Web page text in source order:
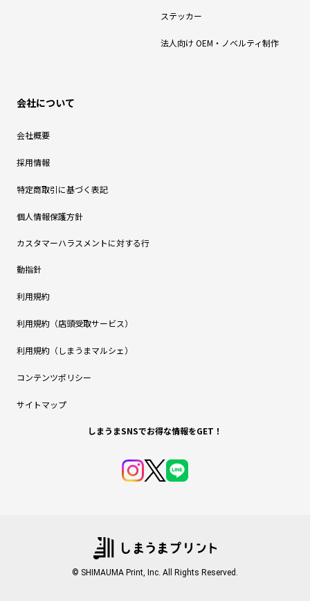
ステッカー
法人向け OEM・ノベルティ制作
会社について
会社概要
採用情報
特定商取引に基づく表記
個人情報保護方針
カスタマーハラスメントに対する行
動指針
利用規約
利用規約（店頭受取サービス）
利用規約（しまうまマルシェ）
コンテンツポリシー
サイトマップ
しまうまSNSでお得な情報をGET！
© SHIMAUMA Print, Inc. All Rights Reserved.